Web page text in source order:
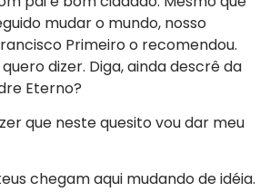
mudar o mundo, nosso
Primeiro o recomendou.
dizer. Diga, ainda descrê da
Eterno?
que neste quesito vou dar meu
chegam aqui mudando de idéia.